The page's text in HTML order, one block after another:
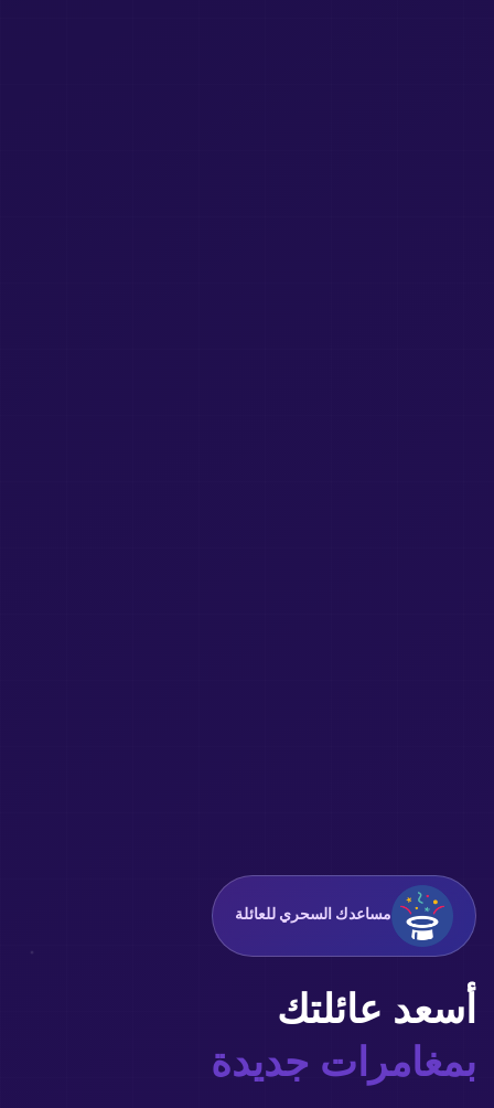
مساعدك السحري للعائلة
أسعد عائلتك
بتجارب لا تُنسى